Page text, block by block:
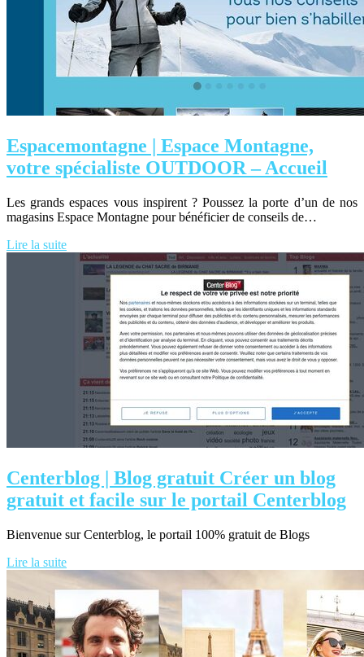
Espacemontagne | Espace Montagne,
votre spécialiste OUTDOOR – Accueil
Les grands espaces vous inspirent ? Poussez la porte d’un de nos
magasins Espace Montagne pour bénéficier de conseils de…
Lire la suite
Centerblog | Blog gratuit Créer un blog
gratuit et facile sur le portail Centerblog
Bienvenue sur Centerblog, le portail 100% gratuit de Blogs
Lire la suite